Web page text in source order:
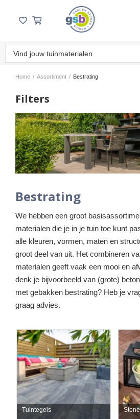
Home / Assortiment / Bestrating
Filters
Bestrating
We hebben een groot
materialen die je in je tuin toe kunt
alle kleuren, vormen, maten en
groot deel van uit. Het combineren
materialen geeft vaak een mooi en
denk je bijvoorbeeld van (grote)
met gebakken bestrating? Heb je
graag advies.
Tuintegels